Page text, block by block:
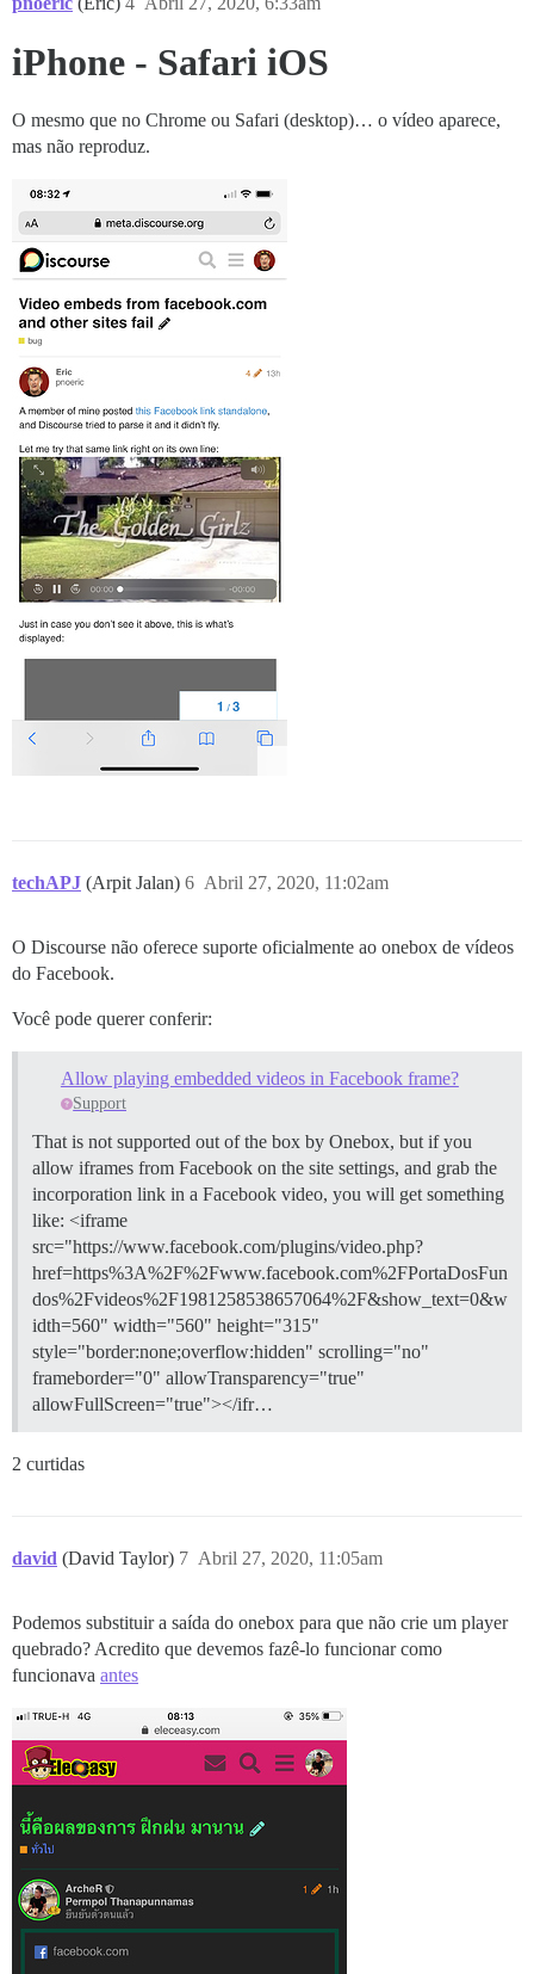
iPhone - Safari iOS
O mesmo que no Chrome ou Safari (desktop)… o vídeo aparece,
mas não reproduz.
techAPJ (Arpit Jalan) Abril 27, 2020, 11:02am
6
O Discourse não oferece suporte oficialmente ao onebox de vídeos
do Facebook.
Você pode querer conferir:
Allow playing embedded videos in Facebook frame?
Support
That is not supported out of the box by Onebox, but if you
allow iframes from Facebook on the site settings, and grab the
incorporation link in a Facebook video, you will get something
like: <iframe
src="https://www.facebook.com/plugins/video.php?
href=https%3A%2F%2Fwww.facebook.com%2FPortaDosFun
dos%2Fvideos%2F1981258538657064%2F&show_text=0&w
idth=560" width="560" height="315"
style="border:none;overflow:hidden" scrolling="no"
frameborder="0" allowTransparency="true"
allowFullScreen="true"></ifr…
2 curtidas
david (David Taylor) Abril 27, 2020, 11:05am
7
Podemos substituir a saída do onebox para que não crie um player
quebrado? Acredito que devemos fazê-lo funcionar como
funcionava antes